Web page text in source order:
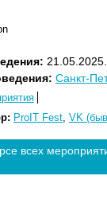
Санкт-
ProIT Fest, VK
всех